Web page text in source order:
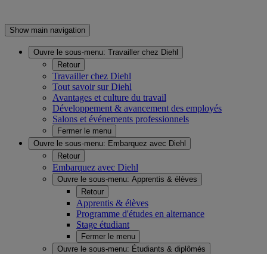
Show main navigation
Ouvre le sous-menu: Travailler chez Diehl
Retour
Travailler chez Diehl
Tout savoir sur Diehl
Avantages et culture du travail
Développement & avancement des employés
Salons et événements professionnels
Fermer le menu
Ouvre le sous-menu: Embarquez avec Diehl
Retour
Embarquez avec Diehl
Ouvre le sous-menu: Apprentis & élèves
Retour
Apprentis & élèves
Programme d'études en alternance
Stage étudiant
Fermer le menu
Ouvre le sous-menu: Étudiants & diplômés